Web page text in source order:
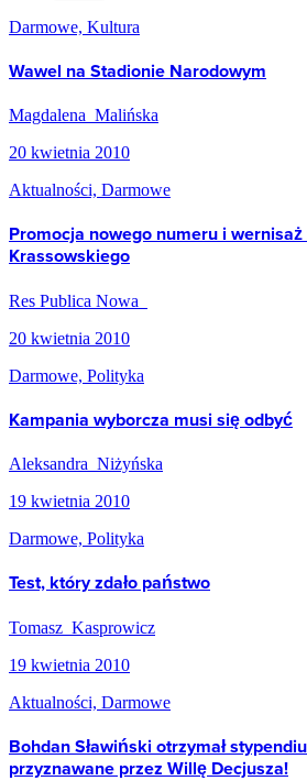
Darmowe, Kultura
Wawel na Stadionie Narodowym
Magdalena Malińska
20 kwietnia 2010
Aktualności, Darmowe
Promocja nowego numeru i
Krassowskiego
Res Publica Nowa
20 kwietnia 2010
Darmowe, Polityka
Kampania wyborcza musi się odbyć
Aleksandra Niżyńska
19 kwietnia 2010
Darmowe, Polityka
Test, który zdało państwo
Tomasz Kasprowicz
19 kwietnia 2010
Aktualności, Darmowe
Bohdan Sławiński otrzymał
przyznawane przez Willę Decjusza!